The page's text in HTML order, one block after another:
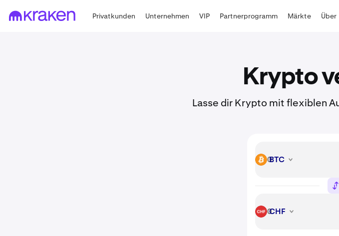
Privatkunden Unternehmen VIP Partnerprogramm Märkte Über
Krypto
Lasse dir Krypto mit flexiblen
BTC BTC
CHF CHF